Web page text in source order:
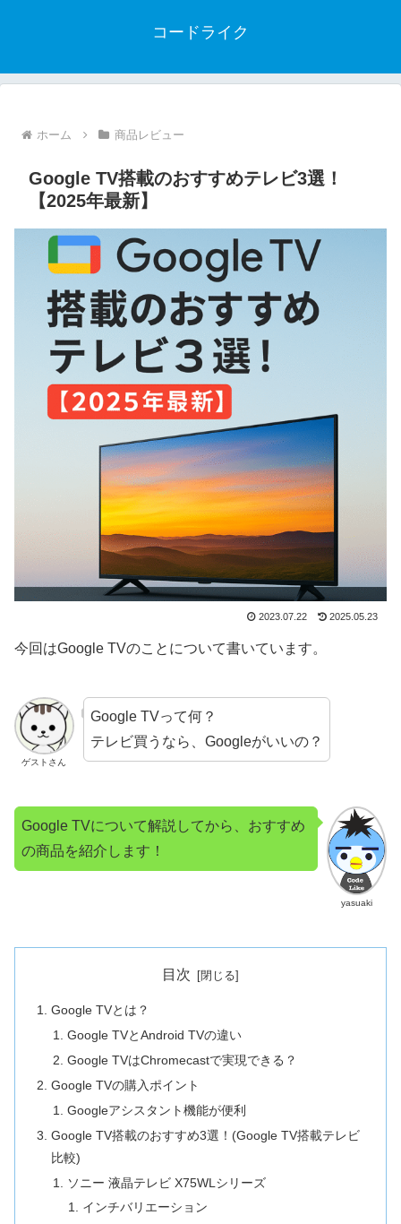
コードライク
ホーム 商品レビュー
Google TV搭載のおすすめテレビ3選！
【2025年最新】
2023.07.22 2025.05.23
今回はGoogle TVのことについて書いています。
ゲストさん
Google TVって何？
テレビ買うなら、Googleがいいの？
yasuaki
Google TVについて解説してから、おすすめ
の商品を紹介します！
目次
Google TVとは？
Google TVとAndroid TVの違い
Google TVはChromecastで実現できる？
Google TVの購入ポイント
Googleアシスタント機能が便利
Google TV搭載のおすすめ3選！(Google TV搭載テレビ
比較)
ソニー 液晶テレビ X75WLシリーズ
インチバリエーション